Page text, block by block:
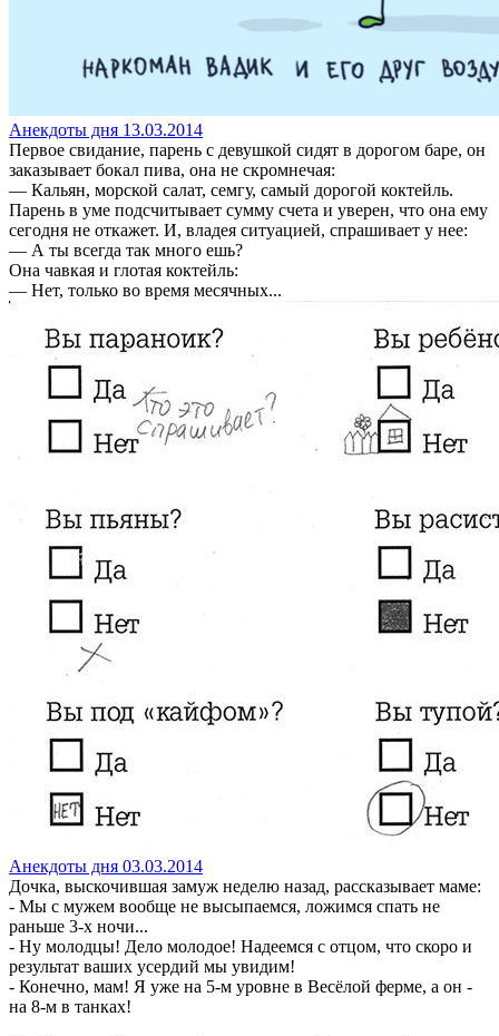
Анекдоты дня 13.03.2014
Первое свидание, парень с девушкой сидят в дорогом баре, он
заказывает бокал пива, она не скромнечая:
— Кальян, морской салат, семгу, самый дорогой коктейль.
Парень в уме подсчитывает сумму счета и уверен, что она ему
сегодня не откажет. И, владея ситуацией, спрашивает у нее:
— А ты всегда так много ешь?
Она чавкая и глотая коктейль:
— Нет, только во время месячных...
Анекдоты дня 03.03.2014
Дочка, выскочившая замуж неделю назад, рассказывает маме:
- Мы с мужем вообще не высыпаемся, ложимся спать не
раньше 3-х ночи...
- Ну молодцы! Дело молодое! Надеемся с отцом, что скоро и
результат ваших усердий мы увидим!
- Конечно, мам! Я уже на 5-м уровне в Весёлой ферме, а он -
на 8-м в танках!